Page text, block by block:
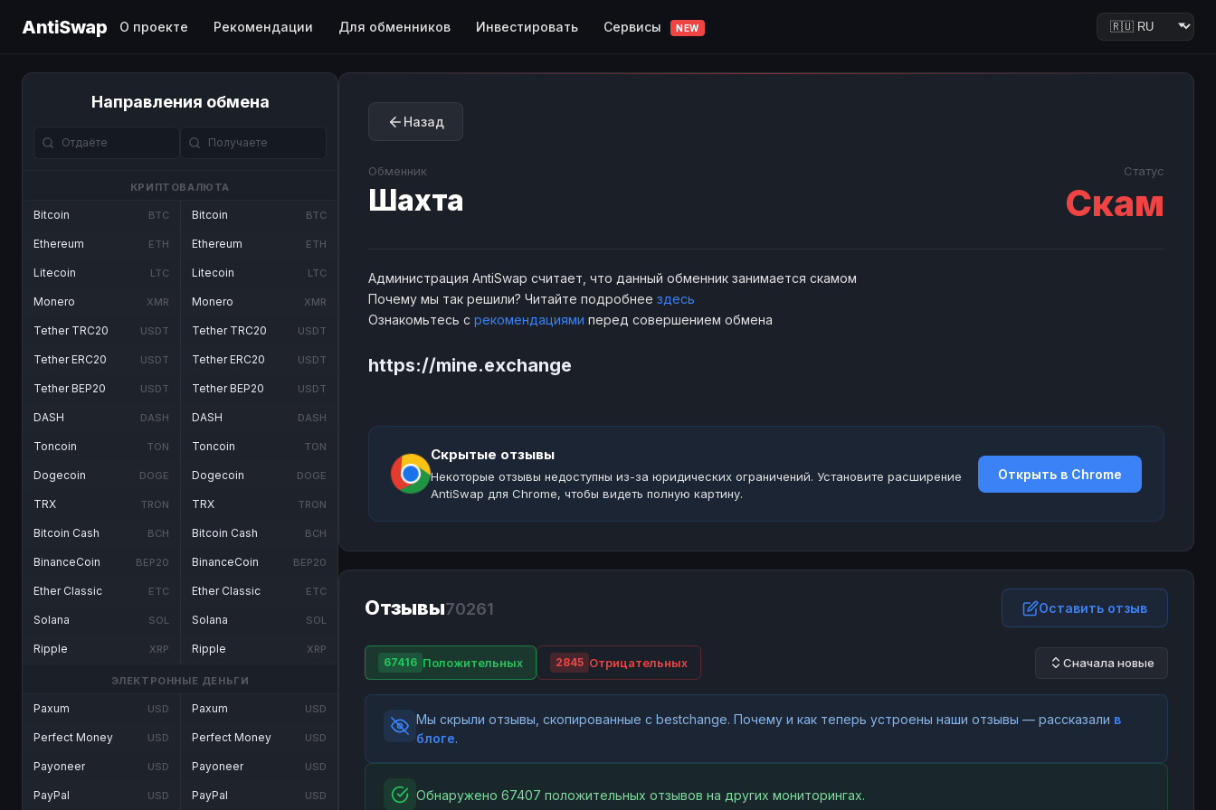
AntiSwap О проекте Рекомендации Для обменников Инвестировать Сервисы NEW
Направления обмена
КРИПТОВАЛЮТА
Bitcoin BTC
Ethereum ETH
Litecoin LTC
Monero XMR
Tether TRC20 USDT
Tether ERC20 USDT
Tether BEP20 USDT
DASH DASH
Toncoin TON
Dogecoin DOGE
TRX TRON
Bitcoin Cash BCH
BinanceCoin BEP20
Ether Classic ETC
Solana SOL
Ripple XRP
Bitcoin BTC
Ethereum ETH
Litecoin LTC
Monero XMR
Tether TRC20 USDT
Tether ERC20 USDT
Tether BEP20 USDT
DASH DASH
Toncoin TON
Dogecoin DOGE
TRX TRON
Bitcoin Cash BCH
BinanceCoin BEP20
Ether Classic ETC
Solana SOL
Ripple XRP
ЭЛЕКТРОННЫЕ ДЕНЬГИ
Paxum USD
Perfect Money USD
Payoneer USD
PayPal USD
Paxum USD
Perfect Money USD
Payoneer USD
PayPal USD
Назад
Обменник
Шахта
Статус
Скам
Администрация AntiSwap считает, что данный обменник занимается скамом
Почему мы так решили? Читайте подробнее здесь
Ознакомьтесь с рекомендациями перед совершением обмена
https://mine.exchange
Скрытые отзывы
Некоторые отзывы недоступны из-за юридических ограничений. Установите расширение
AntiSwap для Chrome, чтобы видеть полную картину.
Открыть в Chrome
Отзывы70261 Оставить отзыв
67416 Положительных 2845 Отрицательных Сначала новые
Мы скрыли отзывы, скопированные с bestchange. Почему и как теперь устроены наши отзывы — рассказали в
блоге.
Обнаружено 67407 положительных отзывов на других мониторингах.